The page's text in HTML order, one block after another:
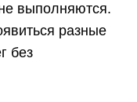
выполняются.
разные
без